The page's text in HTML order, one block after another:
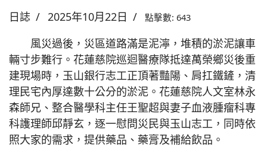
日誌 2025年10月22日 點擊數: 643
風災過後，災區道路滿是泥濘，堆積的淤泥讓車
輛寸步難行。花蓮慈院巡迴醫療隊抵達萬榮鄉災後重
建現場時，玉山銀行志工正頂著豔陽、肩扛鐵鏟，清
理民宅內厚達數十公分的淤泥。花蓮慈院人文室林永
森師兄、整合醫學科主任王聖超與妻子血液腫瘤科專
科護理師邱靜玄，逐一慰問災民與玉山志工，同時依
照大家的需求，提供藥品、藥膏及補給飲品。